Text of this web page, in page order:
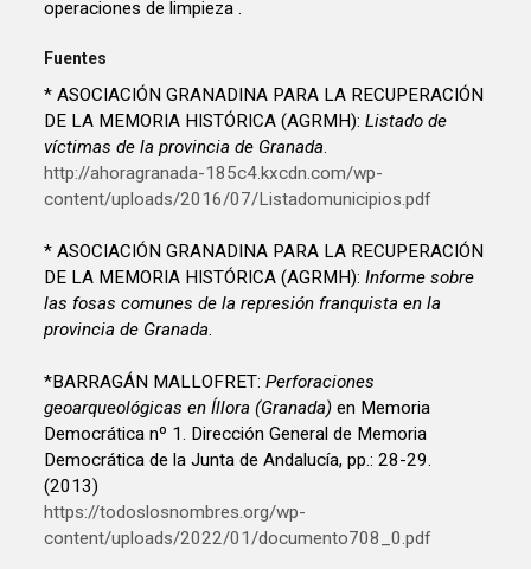
operaciones de limpieza .
Fuentes
* ASOCIACIÓN GRANADINA PARA LA RECUPERACIÓN
DE LA MEMORIA HISTÓRICA (AGRMH):Listado de
víctimas de la provincia de Granada.
http://ahoragranada-185c4.kxcdn.com/wp-
content/uploads/2016/07/Listadomunicipios.pdf
* ASOCIACIÓN GRANADINA PARA LA RECUPERACIÓN
DE LA MEMORIA HISTÓRICA (AGRMH):Informe sobre
las fosas comunes de la represión franquista en la
provincia de Granada.
*BARRAGÁN MALLOFRET:Perforaciones
geoarqueológicas en Íllora (Granada) en Memoria
Democrática nº 1. Dirección General de Memoria
Democrática de la Junta de Andalucía, pp.: 28-29.
(2013)
https://todoslosnombres.org/wp-
content/uploads/2022/01/documento708_0.pdf